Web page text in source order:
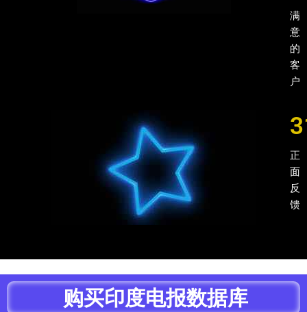
满
意
的
客
户
正
面
反
馈
购买印度电报数据库